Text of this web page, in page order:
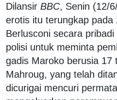
Dilansir BBC, Senin (12/
erotis itu terungkap pada
Berlusconi secara
polisi untuk meminta
gadis Maroko berusia 17
Mahroug, yang telah
dicurigai mencuri